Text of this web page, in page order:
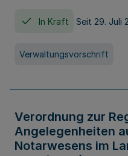
In Kraft Seit 29. Juli
Verwaltungsvorschrift
Verordnung zur
Angelegenheiten
Notarwesens im